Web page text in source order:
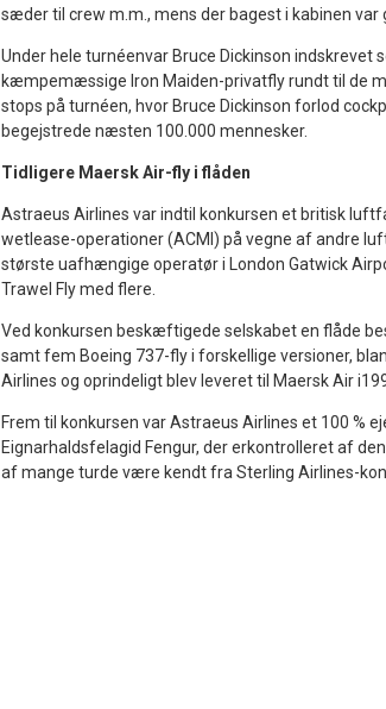
sæder til crew m.m., mens der bagest i kabinen var
Under hele turnéenvar Bruce Dickinson indskrevet
kæmpemæssige Iron Maiden-privatfly rundt til de
stops på turnéen, hvor Bruce Dickinson forlod
begejstrede næsten 100.000 mennesker.
Tidligere Maersk Air-fly i flåden
Astraeus Airlines var indtil konkursen et britisk
wetlease-operationer (ACMI) på vegne af andre
største uafhængige operatør i London Gatwick
Trawel Fly med flere.
Ved konkursen beskæftigede selskabet en flåde
samt fem Boeing 737-fly i forskellige versioner,
Airlines og oprindeligt blev leveret til Maersk Air
Frem til konkursen var Astraeus Airlines et 100 %
Eignarhaldsfelagid Fengur, der erkontrolleret af
af mange turde være kendt fra Sterling Airlines-